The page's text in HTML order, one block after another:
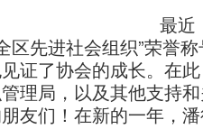
最近
区先进社会组织”荣誉
证了协会的成长。在
理局，以及其他支持
友们！在新的一年，